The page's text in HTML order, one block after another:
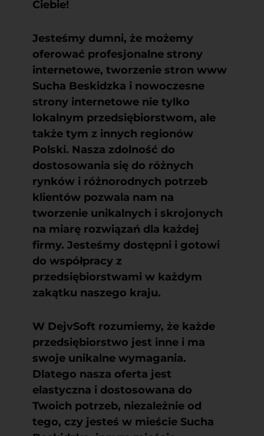
Ciebie!
Jesteśmy dumni, że możemy
oferować profesjonalne strony
internetowe, tworzenie stron www
Sucha Beskidzka i nowoczesne
strony internetowe nie tylko
lokalnym przedsiębiorstwom, ale
także tym z innych regionów
Polski. Nasza zdolność do
dostosowania się do różnych
rynków i różnorodnych potrzeb
klientów pozwala nam na
tworzenie unikalnych i skrojonych
na miarę rozwiązań dla każdej
firmy. Jesteśmy dostępni i gotowi
do współpracy z
przedsiębiorstwami w każdym
zakątku naszego kraju.
W DejvSoft rozumiemy, że każde
przedsiębiorstwo jest inne i ma
swoje unikalne wymagania.
Dlatego nasza oferta jest
elastyczna i dostosowana do
Twoich potrzeb, niezależnie od
tego, czy jesteś w mieście Sucha